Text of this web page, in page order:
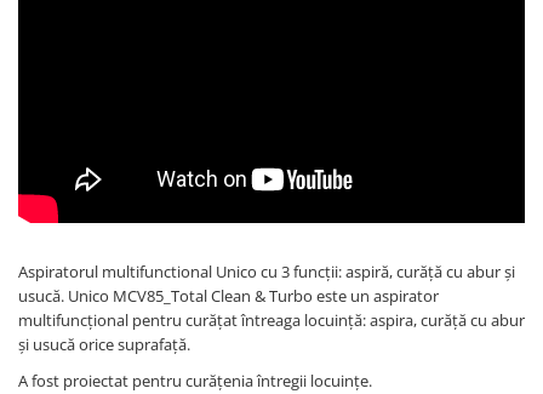
Accesorii dispozitive profesionale
Carduri Cadou
Aspiratorul multifunctional Unico cu 3 funcții: aspiră, curăță cu abur și
usucă. Unico MCV85_Total Clean & Turbo este un aspirator
multifuncțional pentru curățat întreaga locuință: aspira, curăță cu abur
și usucă orice suprafață.
A fost proiectat pentru curățenia întregii locuințe.